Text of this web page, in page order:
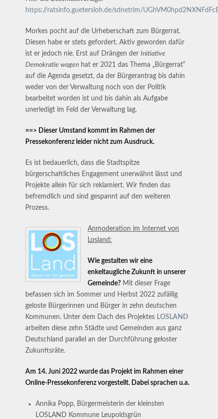
https://ratsinfo.guetersloh.de/sdnetrim/
Morkes pocht auf die Urheberschaft zum Bürgerrat.
Diesen habe er stets gefordert. Aktiv geworden dafür
ist er jedoch nie. Erst auf Drängen derInitiative
Demokratie wagen hat er 2021 das Thema „Bürgerrat“
auf die Agenda gesetzt, da der Bürgerantrag bis dahin
weder von der Verwaltung noch von der Politik
bearbeitet worden ist und bis dahin als Aufgabe
unerledigt im Feld der Verwaltung lag.
==> Dieser Umstand kommt im Rahmen der
Pressekonferenz leider nicht zum Ausdruck.
Es ist bedauerlich, dass die Stadtspitze
bürgerschaftliches Engagement unerwähnt lässt und
Projekte allein für sich reklamiert. Wir finden das
befremdlich und sind gespannt auf den weiteren
Prozess.
Anmoderation im Internet von
Losland:
Wie gestalten wir eine
enkeltaugliche Zukunft in unserer
Gemeinde? Mit dieser Frage
befassen sich im Sommer und Herbst 2022 zufällig
geloste Bürgerinnen und Bürger in zehn deutschen
Kommunen. Unter dem Dach des Projektes LOSLAND
arbeiten diese zehn Städte und Gemeinden aus ganz
Deutschland parallel an der Durchführung geloster
Zukunftsräte.
Am 14. Juni 2022 wurde das Projekt im Rahmen einer
Online-Pressekonferenz vorgestellt. Dabei sprachen u.a.
Annika Popp, Bürgermeisterin der kleinsten
LOSLAND Kommune Leupoldsgrün